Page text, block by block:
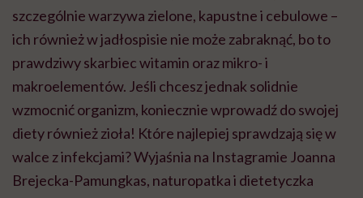
szczególnie warzywa zielone, kapustne i cebulowe –
ich również w jadłospisie nie może zabraknąć, bo to
prawdziwy skarbiec witamin oraz mikro- i
makroelementów. Jeśli chcesz jednak solidnie
wzmocnić organizm, koniecznie wprowadź do swojej
diety również zioła! Które najlepiej sprawdzają się w
walce z infekcjami? Wyjaśnia na Instagramie Joanna
Brejecka-Pamungkas, naturopatka i dietetyczka